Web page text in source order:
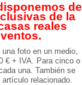
de
de la
reales
foto en un medio,
€ + IVA. Para cinco o
una. También se
relacionado.